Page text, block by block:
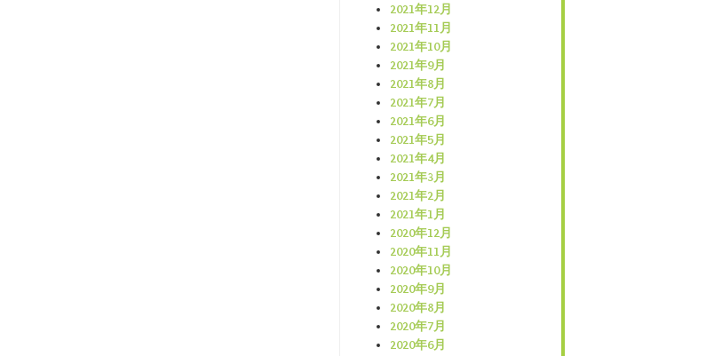
2021年12月
2021年11月
2021年10月
2021年9月
2021年8月
2021年7月
2021年6月
2021年5月
2021年4月
2021年3月
2021年2月
2021年1月
2020年12月
2020年11月
2020年10月
2020年9月
2020年8月
2020年7月
2020年6月